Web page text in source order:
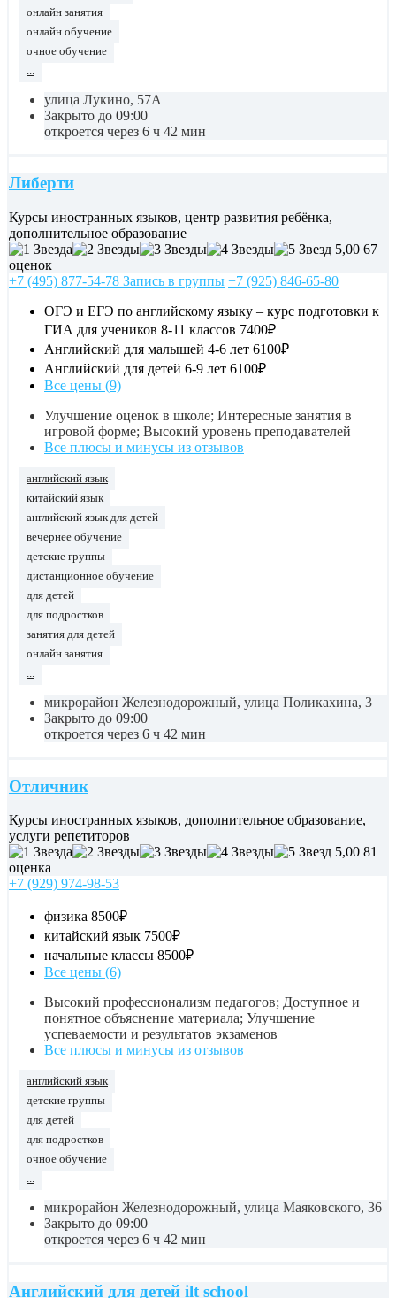
онлайн занятия
онлайн обучение
очное обучение
улица Лукино, 57А
Закрыто до 09:00
откроется через 6 ч 42 мин
Либерти
Курсы иностранных языков, центр развития ребёнка,
дополнительное образование
5,00 67
оценок
+7 (495) 877-54-78 Запись в группы +7 (925) 846-65-80
ОГЭ и ЕГЭ по английскому языку – курс подготовки к
ГИА для учеников 8-11 классов 7400₽
Английский для малышей 4-6 лет 6100₽
Английский для детей 6-9 лет 6100₽
Все цены (9)
Улучшение оценок в школе; Интересные занятия в
игровой форме; Высокий уровень преподавателей
Все плюсы и минусы из отзывов
английский язык
китайский язык
английский язык для детей
вечернее обучение
детские группы
дистанционное обучение
для детей
для подростков
занятия для детей
онлайн занятия
...
микрорайон Железнодорожный, улица Поликахина, 3
Закрыто до 09:00
откроется через 6 ч 42 мин
Отличник
Курсы иностранных языков, дополнительное образование,
услуги репетиторов
5,00 81
оценка
+7 (929) 974-98-53
физика 8500₽
китайский язык 7500₽
начальные классы 8500₽
Все цены (6)
Высокий профессионализм педагогов; Доступное и
понятное объяснение материала; Улучшение
успеваемости и результатов экзаменов
Все плюсы и минусы из отзывов
английский язык
детские группы
для детей
для подростков
очное обучение
...
микрорайон Железнодорожный, улица Маяковского, 36
Закрыто до 09:00
откроется через 6 ч 42 мин
Английский для детей ilt school